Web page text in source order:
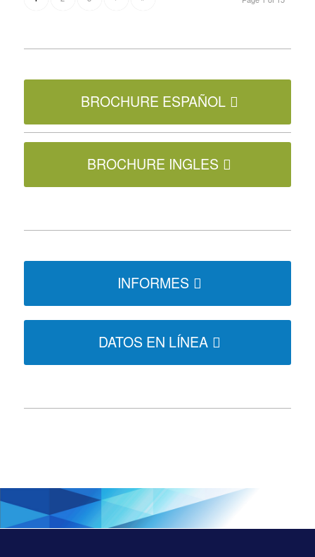
BROCHURE ESPAÑOL
BROCHURE INGLES
INFORMES
DATOS EN LÍNEA